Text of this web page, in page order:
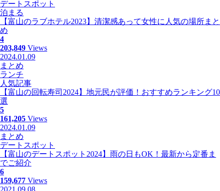
デートスポット
泊まる
【富山のラブホテル2023】清潔感あって女性に人気の場所まと
め
4
203,849 Views
2024.01.09
まとめ
ランチ
人気記事
【富山の回転寿司2024】地元民が評価！おすすめランキング10
選
5
161,205 Views
2024.01.09
まとめ
デートスポット
【富山のデートスポット2024】雨の日もOK！最新から定番ま
でご紹介
6
159,677 Views
2021.09.08